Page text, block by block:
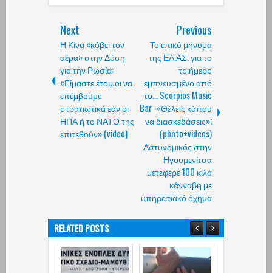
Next
Η Κίνα «κόβει τον
αέρα» στην Δύση
για την Ρωσία:
«Είμαστε έτοιμοι να
επέμβουμε
στρατιωτικά εάν οι
ΗΠΑ ή το ΝΑΤΟ της
επιτεθούν» (video)
Previous
Το επικό μήνυμα
της ΕΛ.ΑΣ. για το
τριήμερο
εμπνευσμένο από
το... Scorpios Music
Bar -«Θέλεις κάπου
να διασκεδάσεις»;
(photo+videos)
Αστυνομικός στην
Ηγουμενίτσα
μετέφερε 100 κιλά
κάνναβη με
υπηρεσιακό όχημα
RELATED POSTS